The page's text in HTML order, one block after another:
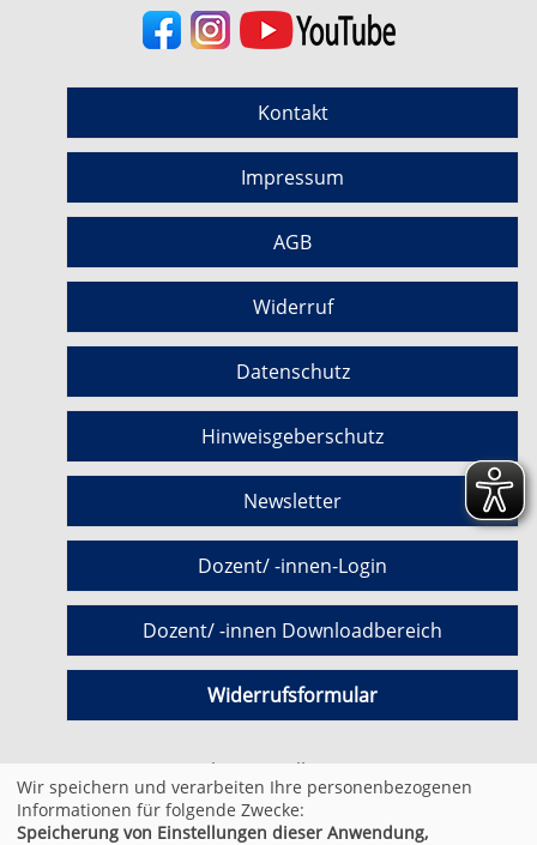
Kontakt
Impressum
AGB
Widerruf
Datenschutz
Hinweisgeberschutz
Newsletter
Dozent/ -innen-Login
Dozent/ -innen Downloadbereich
Widerrufsformular
Cookie Einstellungen
Wir speichern und verarbeiten Ihre personenbezogenen
Informationen für folgende Zwecke:
Speicherung von Einstellungen dieser Anwendung,